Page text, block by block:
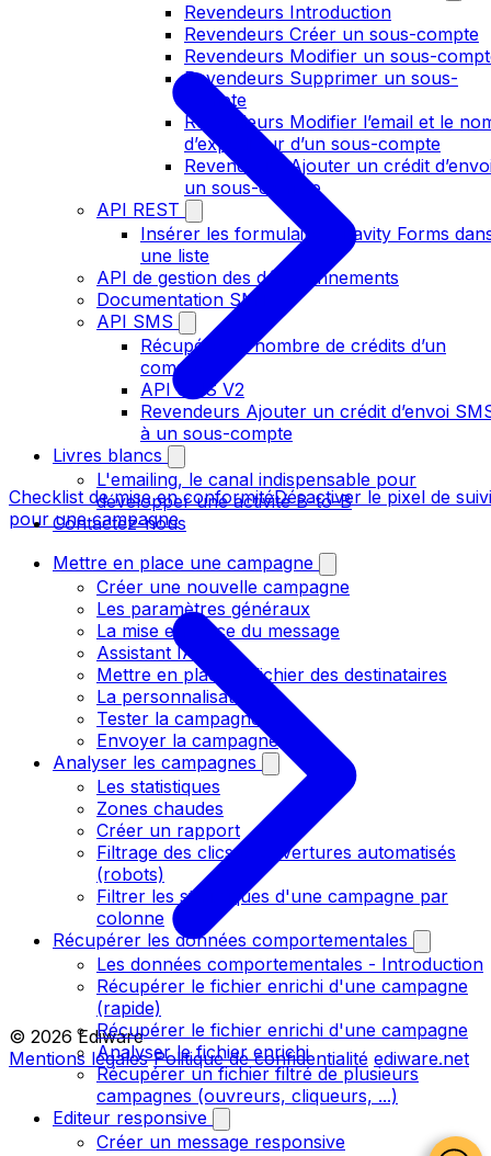
Revendeurs Introduction
Revendeurs Créer un sous-compte
Revendeurs Modifier un sous-
Revendeurs Supprimer un sous-
compte
Revendeurs Modifier l’email et le
d’expéditeur d’un sous-compte
Revendeurs Ajouter un crédit
un sous-compte
API REST
Insérer les formulaires gravity Forms
une liste
API de gestion des désabonnements
Documentation SMTP
API SMS
Récupérer le nombre de crédits d’un
compte
API SMS V2
Revendeurs Ajouter un crédit d’envoi
à un sous-compte
Livres blancs
L'emailing, le canal indispensable pour
développer une activité B-to-B
Contactez-nous
Mettre en place une campagne
Créer une nouvelle campagne
Les paramètres généraux
La mise en place du message
Assistant IA
Mettre en place le fichier des destinataires
La personnalisation
Tester la campagne
Envoyer la campagne
Analyser les campagnes
Les statistiques
Zones chaudes
Créer un rapport
Filtrage des clics et ouvertures automatisés
(robots)
Filtrer les statistiques d'une campagne par
colonne
Récupérer les données comportementales
Les données comportementales - Introduction
Récupérer le fichier enrichi d'une campagne
(rapide)
Récupérer le fichier enrichi d'une campagne
Analyser le fichier enrichi
Récupérer un fichier filtré de plusieurs
campagnes (ouvreurs, cliqueurs, ...)
Editeur responsive
Créer un message responsive
Checklist de mise en conformitéDésactiver le pixel de suivi
pour une campagne
© 2026 Ediware
Mentions légales Politique de confidentialité ediware.net